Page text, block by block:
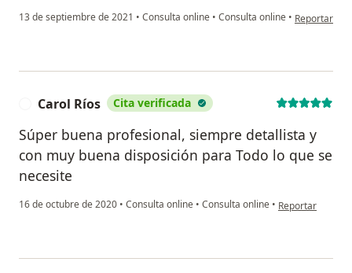
13 de septiembre de 2021 • Consulta online • Consulta online • en opinión
Reportar
Carol Ríos Cita verificada
Súper buena profesional, siempre detallista y
con muy buena disposición para Todo lo que se
necesite
16 de octubre de 2020 • Consulta online • Consulta online • en opinión del
Reportar